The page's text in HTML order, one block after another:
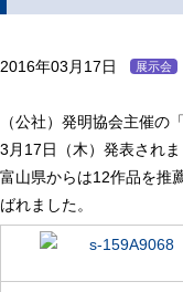
2016年03月17日 展示会
（公社）発明協会主催の
3月17日（木）発表されま
富山県からは12作品を推
ばれました。